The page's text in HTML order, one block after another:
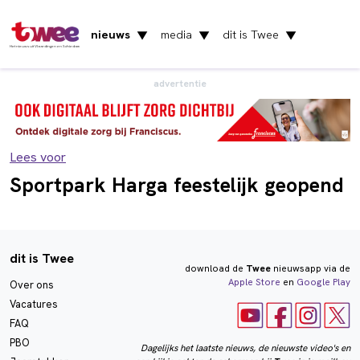
Het nieuws uit Vlaardingen en Schiedam
nieuws ▼ media ▼ dit is Twee ▼
advertentie
Lees voor
Sportpark Harga feestelijk geopend
dit is Twee
Over ons
Vacatures
FAQ
PBO
download de Tweenieuwsapp via de
Apple Store en Google Play
Dagelijks het laatste nieuws, de nieuwste video's en